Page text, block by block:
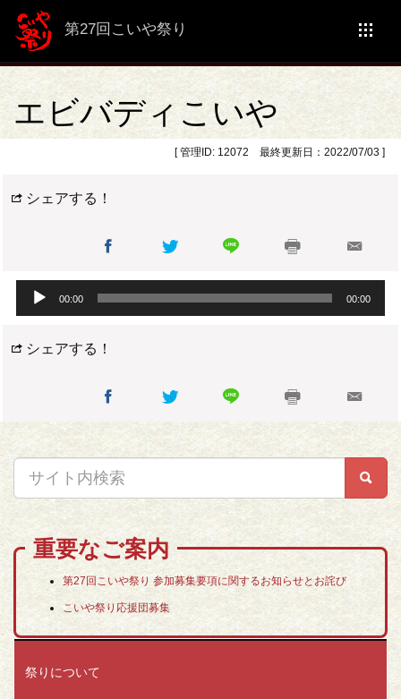
第27回こいや祭り
エビバディこいや
[ 管理ID: 12072 最終更新日：2022/07/03 ]
シェアする！
声
プ
ヤ
ー
00:00 00:00
シェアする！
重要なご案内
第27回こいや祭り 参加募集要項に関するお知らせとお詫び
こいや祭り応援団募集
祭りについて